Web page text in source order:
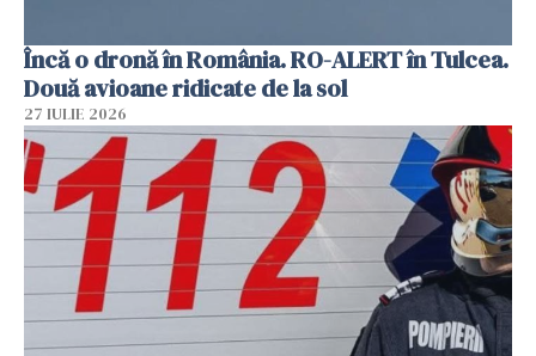
Încă o dronă în România. RO-ALERT în Tulcea.
Două avioane ridicate de la sol
27 IULIE 2026